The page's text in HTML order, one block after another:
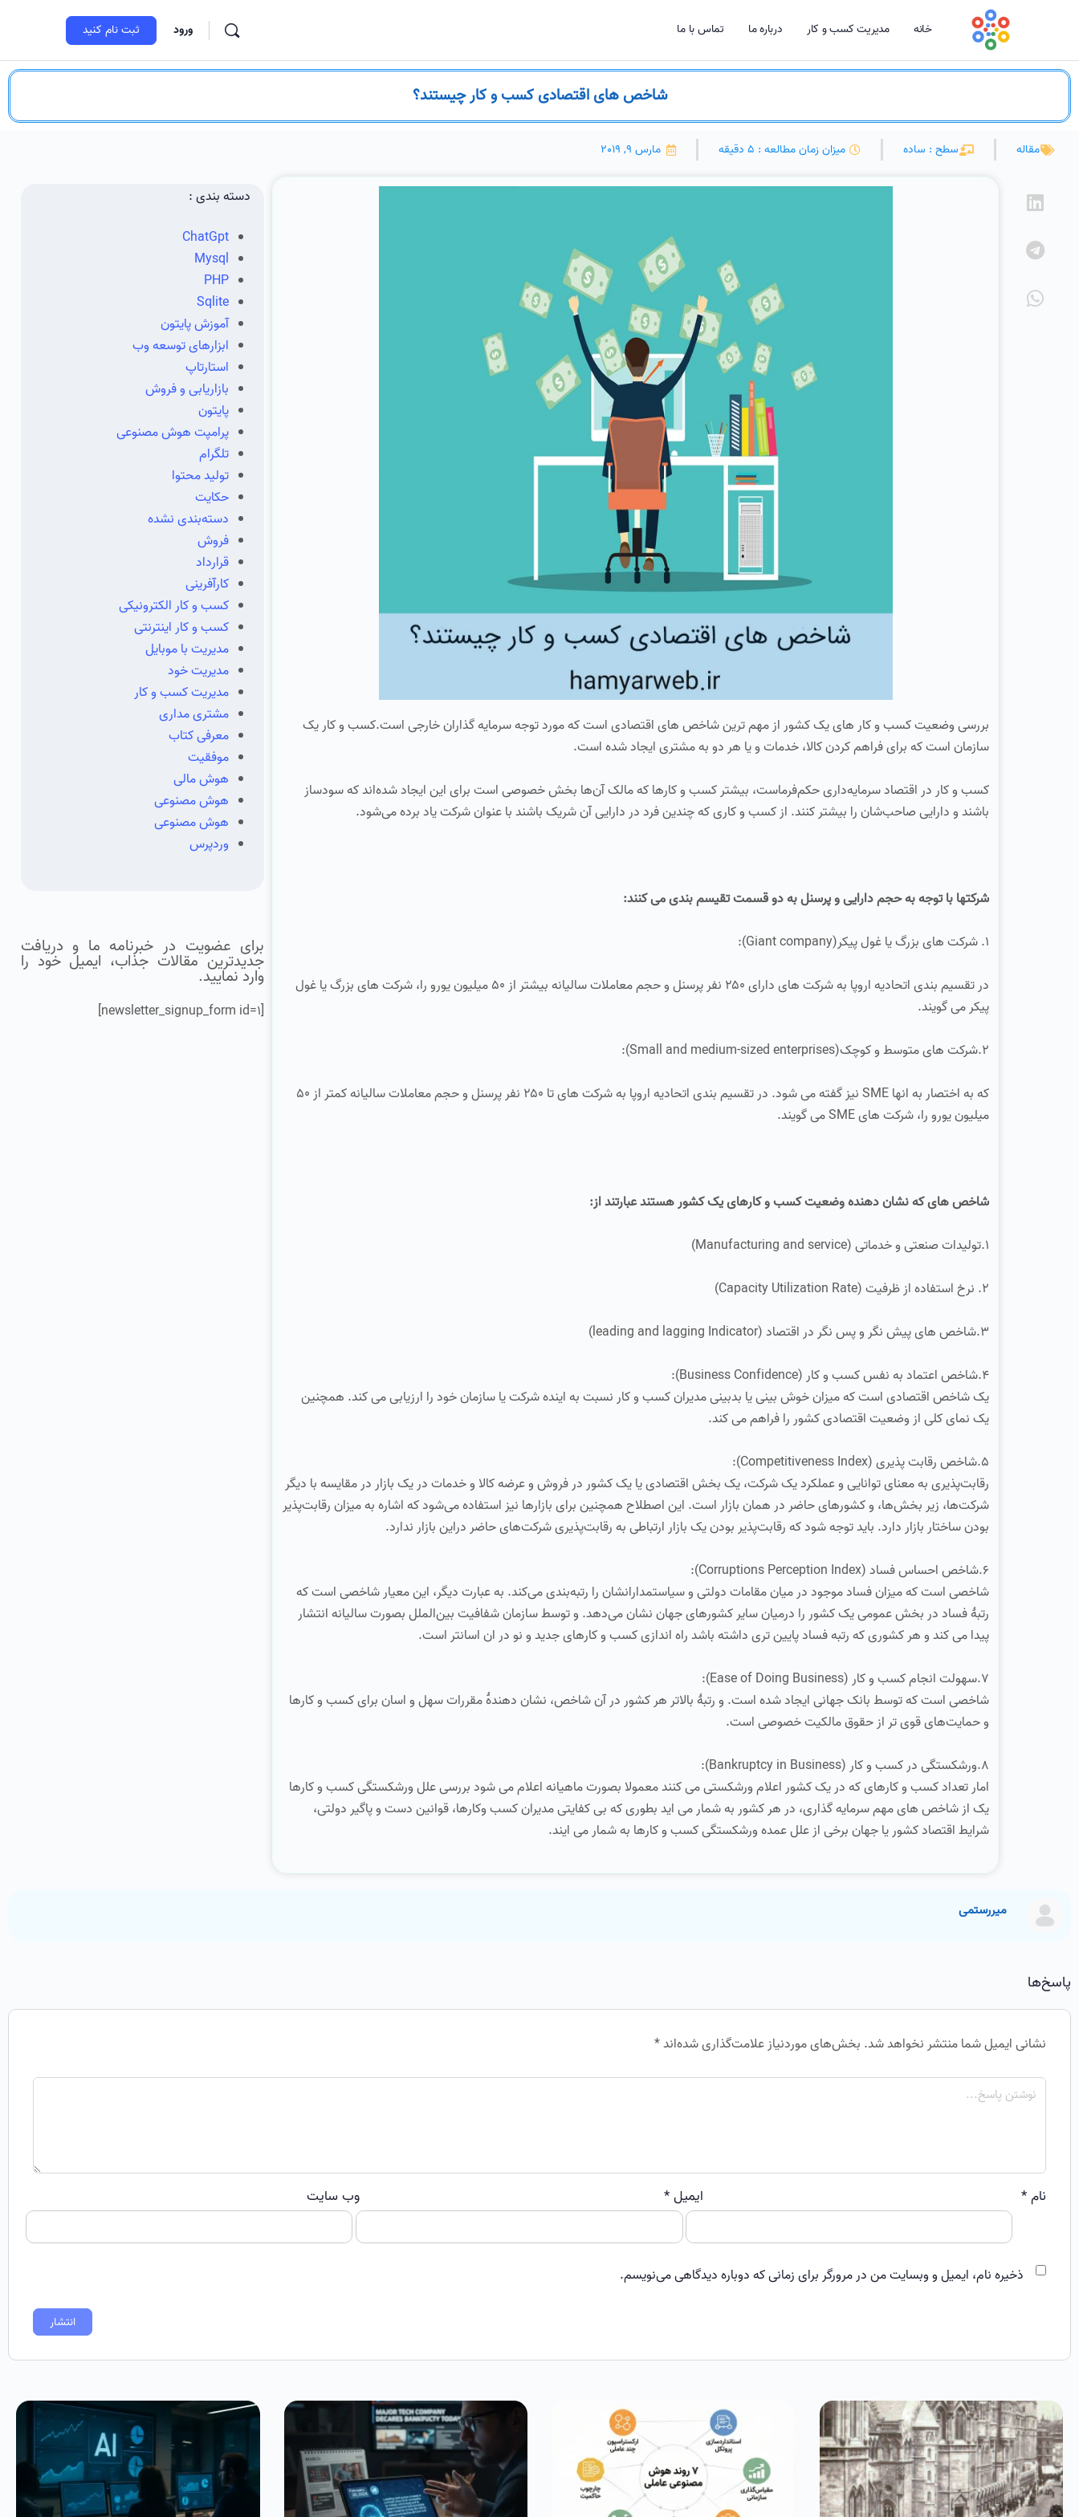
خانه مدیریت کسب و کار درباره ما تماس با ما ورود ثبت‌ نام کنید
شاخص های اقتصادی کسب و کار چیستند؟
مقاله سطح : ساده میزان زمان مطالعه : 5 دقیقه مارس 9, 2019
بررسی وضعیت کسب و کار های یک کشور از مهم ترین شاخص های اقتصادی است که مورد توجه سرمایه گذاران خارجی است.کسب و کار یک
سازمان است که برای فراهم کردن کالا، خدمات و یا هر دو به مشتری ایجاد شده است.
کسب و کار در اقتصاد سرمایه‌داری حکم‌فرماست، بیشتر کسب و کارها که مالک آن‌ها بخش خصوصی است برای این ایجاد شده‌اند که سودساز
باشند و دارایی صاحب‌شان را بیشتر کنند. از کسب و کاری که چندین فرد در دارایی آن شریک باشند با عنوان شرکت یاد برده می‌شود.
شرکتها با توجه به حجم دارایی و پرسنل به دو قسمت تقیسم بندی می کنند:
۱. شرکت های بزرگ یا غول پیکر(Giant company):
در تقسیم بندی اتحادیه اروپا به شرکت های دارای ۲۵۰ نفر پرسنل و حجم معاملات سالیانه بیشتر از ۵۰ میلیون یورو را، شرکت های بزرگ یا غول
پیکر می گویند.
۲.شرکت های متوسط و کوچک(Small and medium-sized enterprises):
که به اختصار به انها SME نیز گفته می شود. در تقسیم بندی اتحادیه اروپا به شرکت های تا ۲۵۰ نفر پرسنل و حجم معاملات سالیانه کمتر از ۵۰
میلیون یورو را، شرکت های SME می گویند.
شاخص های که نشان دهنده وضعیت کسب و کارهای یک کشور هستند عبارتند از:
۱.تولیدات صنعتی و خدماتی (Manufacturing and service)
۲. نرخ استفاده از ظرفیت (Capacity Utilization Rate)
۳.شاخص های پیش نگر و پس نگر در اقتصاد (leading and lagging Indicator)
۴.شاخص اعتماد به نفس کسب و کار (Business Confidence):
یک شاخص اقتصادی است که میزان خوش بینی یا بدبینی مدیران کسب و کار نسبت به اینده شرکت یا سازمان خود را ارزیابی می کند. همچنین
یک نمای کلی از وضعیت اقتصادی کشور را فراهم می کند.
۵.شاخص رقابت پذیری (Competitiveness Index):
رقابت‌پذیری به معنای توانایی و عملکرد یک شرکت، یک بخش اقتصادی یا یک کشور در فروش و عرضه کالا و خدمات در یک بازار در مقایسه با دیگر
شرکت‌ها، زیر بخش‌ها، و کشورهای حاضر در همان بازار است. این اصطلاح همچنین برای بازارها نیز استفاده می‌شود که اشاره به میزان رقابت‌پذیر
بودن ساختار بازار دارد. باید توجه شود که رقابت‌پذیر بودن یک بازار ارتباطی به رقابت‌پذیری شرکت‌های حاضر دراین بازار ندارد.
۶.شاخص احساس فساد (Corruptions Perception Index):
شاخصی است که میزان فساد موجود در میان مقامات دولتی و سیاستمدارانشان را رتبه‌بندی می‌کند. به عبارت دیگر، این معیار شاخصی است که
رتبهٔ فساد در بخش عمومی یک کشور را درمیان سایر کشورهای جهان نشان می‌دهد. و توسط سازمان شفافیت بین‌الملل بصورت سالیانه انتشار
پیدا می کند و هر کشوری که رتبه فساد پایین تری داشته باشد راه اندازی کسب و کارهای جدید و نو در ان اسانتر است.
۷.سهولت انجام کسب و کار (Ease of Doing Business):
شاخصی است که توسط بانک جهانی ایجاد شده است. و رتبهٔ بالاتر هر کشور در آن شاخص، نشان دهندهٔ مقررات سهل و اسان برای کسب و کارها
و حمایت‌های قوی تر از حقوق مالکیت خصوصی است.
۸.ورشکستگی در کسب و کار (Bankruptcy in Business):
امار تعداد کسب و کارهای که در یک کشور اعلام ورشکستی می کنند معمولا بصورت ماهیانه اعلام می شود بررسی علل ورشکستگی کسب و کارها
یک از شاخص های مهم سرمایه گذاری، در هر کشور به شمار می اید بطوری که بی کفایتی مدیران کسب وکارها، قوانین دست و پاگیر دولتی،
شرایط اقتصاد کشور یا جهان برخی از علل عمده ورشکستگی کسب و کارها به شمار می ایند.
دسته بندی :
ChatGpt
Mysql
PHP
Sqlite
آموزش پایتون
ابزارهای توسعه وب
استارتاپ
بازاریابی و فروش
پایتون
پرامپت هوش مصنوعی
تلگرام
تولید محتوا
حکایت
دسته‌بندی نشده
فروش
قرارداد
کارآفرینی
کسب و کار الکترونیکی
کسب و کار اینترنتی
مدیریت با موبایل
مدیریت خود
مدیریت کسب و کار
مشتری مداری
معرفی کتاب
موفقیت
هوش مالی
هوش مصنوعی
هوش مصنوعی
وردپرس
برای عضویت در خبرنامه ما و دریافت
جدیدترین مقالات جذاب، ایمیل خود را
وارد نمایید.
[newsletter_signup_form id=1]
میررستمی
پاسخ‌ها
نشانی ایمیل شما منتشر نخواهد شد. بخش‌های موردنیاز علامت‌گذاری شده‌اند*
نام* ایمیل* وب‌ سایت
ذخیره نام، ایمیل و وبسایت من در مرورگر برای زمانی که دوباره دیدگاهی می‌نویسم.